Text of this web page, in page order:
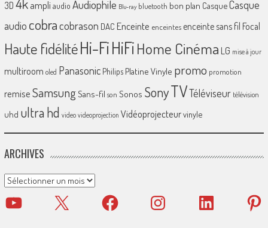
3D ampliaudio Audiophile Blu-ray bluetooth bon plan CasqueCasque
audio cobracobrason DAC Enceinte enceintes enceinte sans fil Focal
Haute fidélitéHi-FiHiFiHome Cinéma LG mise à jour
multiroom oled Panasonic Philips Platine Vinyle promo promotion
remiseSamsungSans-fil son Sonos SonyTVTéléviseur télévision
uhd ultra hd video videoprojection Vidéoprojecteurvinyle
ARCHIVES
Archives
YouTube X Facebook Instagram LinkedIn